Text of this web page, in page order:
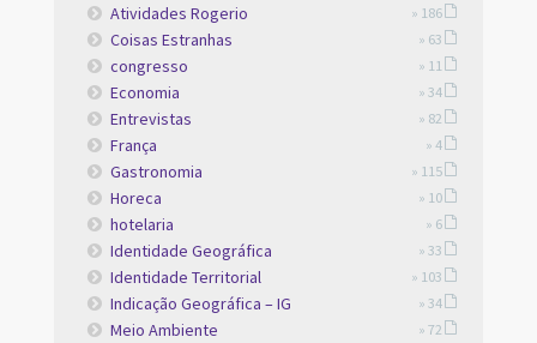
Atividades Rogerio » 186
Coisas Estranhas » 63
congresso » 11
Economia » 34
Entrevistas » 82
França » 4
Gastronomia » 115
Horeca » 10
hotelaria » 6
Identidade Geográfica » 33
Identidade Territorial » 103
Indicação Geográfica – IG » 34
Meio Ambiente » 72